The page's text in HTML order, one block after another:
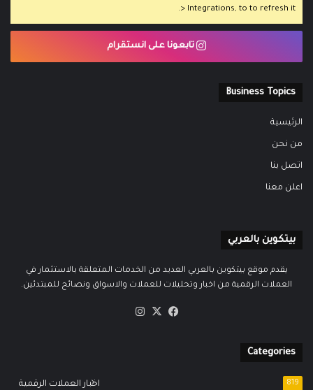
> Integrations, to to refresh it.
تابعونا على انستقرام
Business Topics
الرئيسية
من نحن
اتصل بنا
اعلن معنا
بيتكوين بالعربي
يقدم موقع بيتكوين بالعربي العديد من الخدمات المتعلقة بالاستثمار في
العملات الرقمية من اخبار وتحليلات للعملات والاسواق ونصائح للمبتدئين.
فيسبوك
‫X
Categories
اخبار العملات الرقمية 819